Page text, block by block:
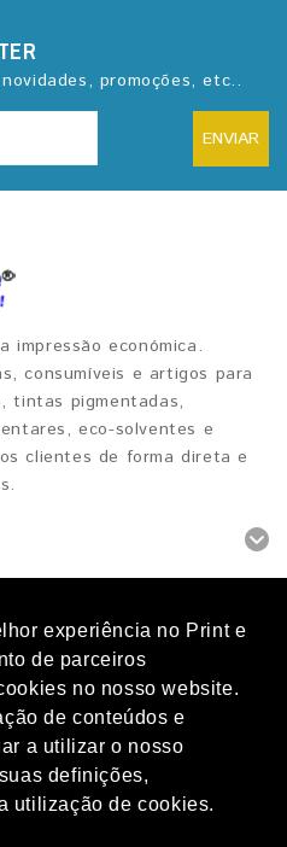
experiência no Print e
de parceiros
no nosso website.
de conteúdos e
a utilizar o nosso
definições,
utilização de cookies.
promoções, etc..
ENVIAR
impressão económica.
consumíveis e artigos para
tintas pigmentadas,
eco-solventes e
clientes de forma direta e
Marcas
Termos & Condições
Livro de